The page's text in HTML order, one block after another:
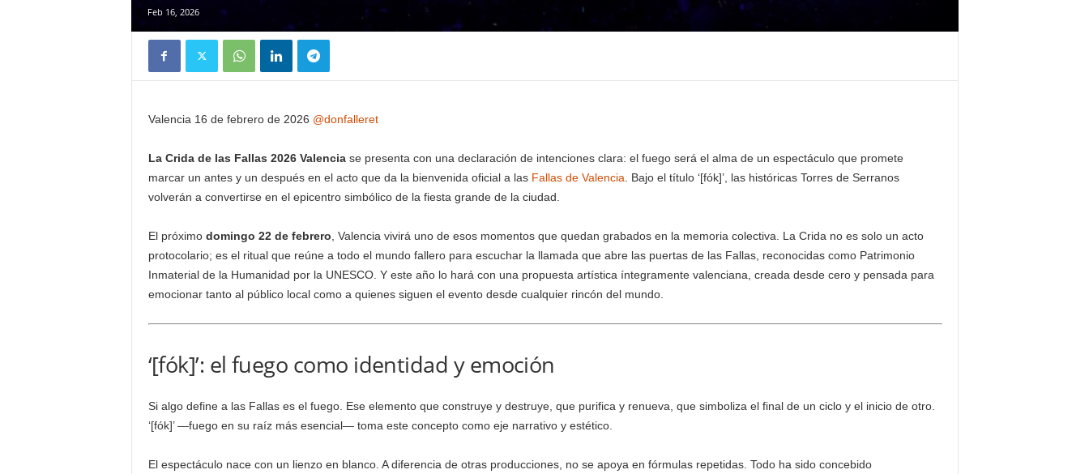
Feb 16, 2026
Valencia 16 de febrero de 2026 @donfalleret
La Crida de las Fallas 2026 Valenciase presenta con una declaración de intenciones clara: el fuego será el alma de un espectáculo que promete
marcar un antes y un después en el acto que da la bienvenida oficial a las Fallas de Valencia . Bajo el título ‘[fók]’, las históricas Torres de Serranos
volverán a convertirse en el epicentro simbólico de la fiesta grande de la ciudad.
El próximodomingo 22 de febrero , Valencia vivirá uno de esos momentos que quedan grabados en la memoria colectiva. La Crida no es solo un acto
protocolario; es el ritual que reúne a todo el mundo fallero para escuchar la llamada que abre las puertas de las Fallas, reconocidas como Patrimonio
Inmaterial de la Humanidad por la UNESCO. Y este año lo hará con una propuesta artística íntegramente valenciana, creada desde cero y pensada para
emocionar tanto al público local como a quienes siguen el evento desde cualquier rincón del mundo.
‘[fók]’: el fuego como identidad y emoción
Si algo define a las Fallas es el fuego. Ese elemento que construye y destruye, que purifica y renueva, que simboliza el final de un ciclo y el inicio de otro.
‘[fók]’ —fuego en su raíz más esencial— toma este concepto como eje narrativo y estético.
El espectáculo nace con un lienzo en blanco. A diferencia de otras producciones, no se apoya en fórmulas repetidas. Todo ha sido concebido